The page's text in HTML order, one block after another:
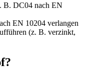
B. DC04 nach EN
EN 10204 verlangen
(z. B. verzinkt,